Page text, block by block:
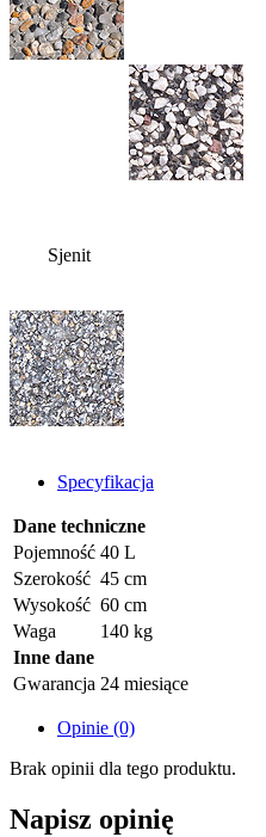
Sjenit
Specyfikacja
Dane techniczne
Pojemność 40 L
Szerokość 45 cm
Wysokość 60 cm
Waga
140 kg
Inne dane
Gwarancja 24 miesiące
Opinie (0)
Brak opinii dla tego produktu.
Napisz opinię